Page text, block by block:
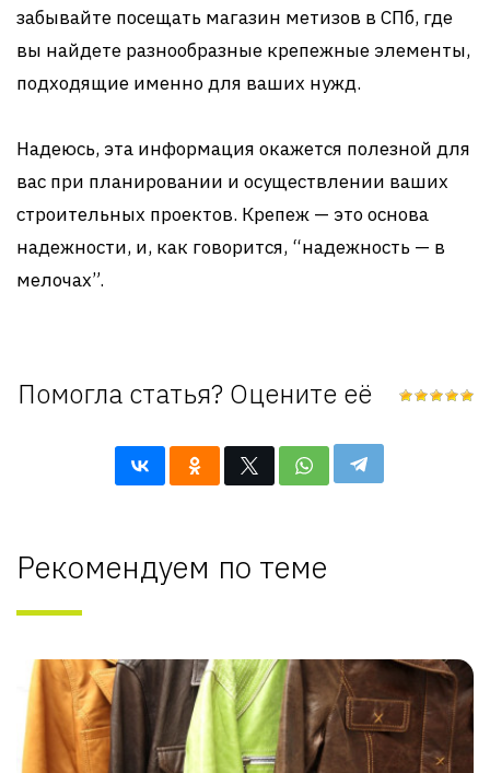
забывайте посещать магазин метизов в СПб, где
вы найдете разнообразные крепежные элементы,
подходящие именно для ваших нужд.
Надеюсь, эта информация окажется полезной для
вас при планировании и осуществлении ваших
строительных проектов. Крепеж — это основа
надежности, и, как говорится, “надежность — в
мелочах”.
Помогла статья? Оцените её
Рекомендуем по теме